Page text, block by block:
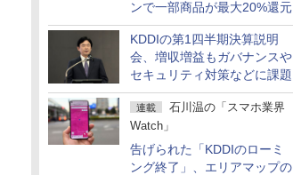
ンで一部商品が最大20%還元
KDDIの第1四半期決算説明
会、増収増益もガバナンスや
セキュリティ対策などに課題
連載
石川温の「スマホ業界
Watch」
告げられた「KDDIのローミ
ング終了」、エリアマップの